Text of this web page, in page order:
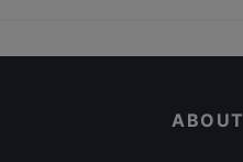
ABOUT